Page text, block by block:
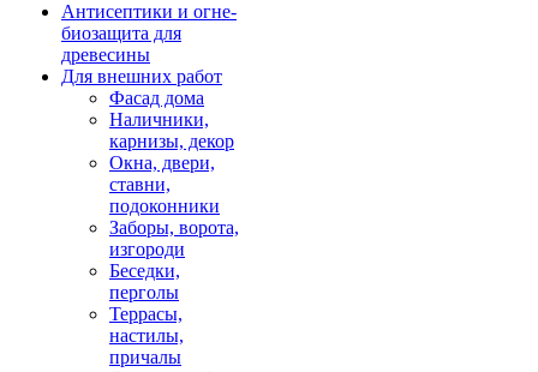
Антисептики и огне-
биозащита для
древесины
Для внешних работ
Фасад дома
Наличники,
карнизы, декор
Окна, двери,
ставни,
подоконники
Заборы, ворота,
изгороди
Беседки,
перголы
Террасы,
настилы,
причалы